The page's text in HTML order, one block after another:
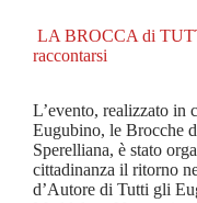
LA BROCCA di
raccontarsi
L’evento, realizzato in
Eugubino, le Brocche
Sperelliana, è stato
cittadinanza il ritorno
d’Autore di Tutti gli